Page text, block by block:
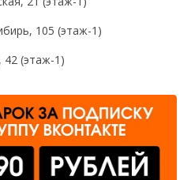
105 (этаж-1)
42 (этаж-1)